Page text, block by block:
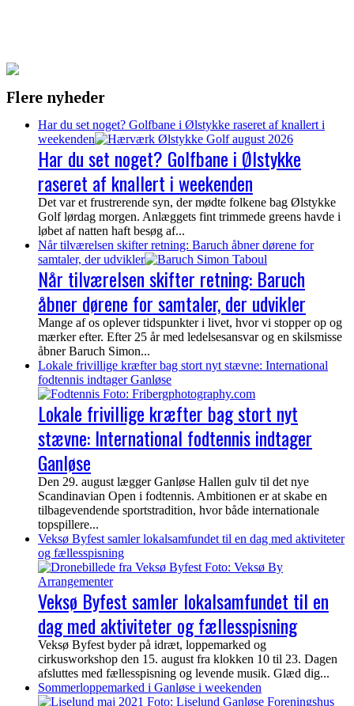
Flere nyheder
Har du set noget? Golfbane i Ølstykke raseret af knallert i
weekenden
Har du set noget? Golfbane i Ølstykke
raseret af knallert i weekenden
Det var et frustrerende syn, der mødte folkene bag Ølstykke
Golf lørdag morgen. Anlæggets fint trimmede greens havde i
løbet af natten haft besøg af...
Når tilværelsen skifter retning: Baruch åbner dørene for
samtaler, der udvikler
Når tilværelsen skifter retning: Baruch
åbner dørene for samtaler, der udvikler
Mange af os oplever tidspunkter i livet, hvor vi stopper op og
mærker efter. Efter 25 år med ledelsesansvar og en skilsmisse
åbner Baruch Simon...
Lokale frivillige kræfter bag stort nyt stævne: International
fodtennis indtager Ganløse
Lokale frivillige kræfter bag stort nyt
stævne: International fodtennis indtager
Ganløse
Den 29. august lægger Ganløse Hallen gulv til det nye
Scandinavian Open i fodtennis. Ambitionen er at skabe en
tilbagevendende sportstradition, hvor både internationale
topspillere...
Veksø Byfest samler lokalsamfundet til en dag med aktiviteter
og fællesspisning
Veksø Byfest samler lokalsamfundet til en
dag med aktiviteter og fællesspisning
Veksø Byfest byder på idræt, loppemarked og
cirkusworkshop den 15. august fra klokken 10 til 23. Dagen
afsluttes med fællesspisning og levende musik. Glæd dig...
Sommerloppemarked i Ganløse i weekenden